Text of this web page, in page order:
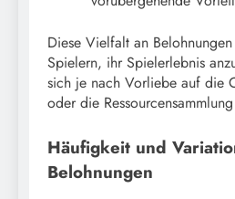
Diese Vielfalt an
Spielern, ihr Spielerlebnis
sich je nach Vorliebe auf die
oder die
Häufigkeit und
Belohnungen